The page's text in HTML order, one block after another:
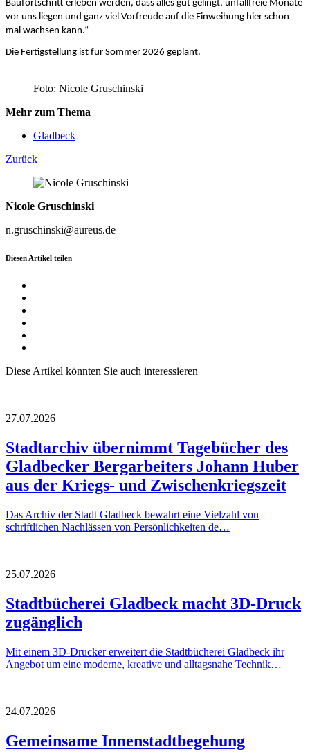
Baufortschritt erleben werden, dass alles gut gelingt, unfallfreie Monate
vor uns liegen und ganz viel Vorfreude auf die Einweihung hier schon
mal wachsen kann.“
Die Fertigstellung ist für Sommer 2026 geplant.
Foto: Nicole Gruschinski
Mehr zum Thema
Gladbeck
Zurück
Nicole Gruschinski
n.gruschinski@aureus.de
Diesen Artikel teilen
Diese Artikel könnten Sie auch interessieren
27.07.2026
Stadtarchiv übernimmt Tagebücher des
Gladbecker Bergarbeiters Johann Huber
aus der Kriegs- und Zwischenkriegszeit
Das Archiv der Stadt Gladbeck bewahrt eine Vielzahl von
schriftlichen Nachlässen von Persönlichkeiten de…
25.07.2026
Stadtbücherei Gladbeck macht 3D-Druck
zugänglich
Mit einem 3D-Drucker erweitert die Stadtbücherei Gladbeck ihr
Angebot um eine moderne, kreative und alltagsnahe Technik…
24.07.2026
Gemeinsame Innenstadtbegehung